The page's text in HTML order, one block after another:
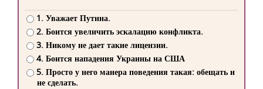
1. Уважает Путина.
2. Боится увеличить эскалацию конфликта.
3. Никому не дает такие лицензии.
4. Боится нападения Украины на США
5. Просто у него манера поведения такая: обещать и
не сделать.